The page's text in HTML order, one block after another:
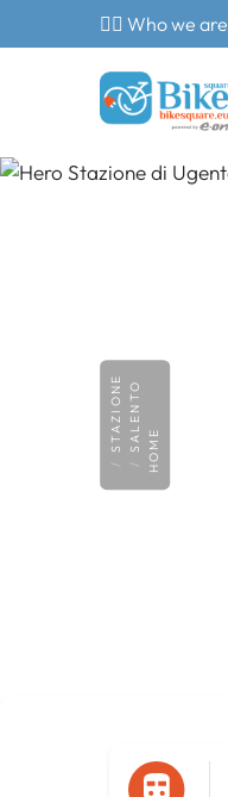
🙎‍♂️ Who we are
HOME
SALENTO
STAZIONE